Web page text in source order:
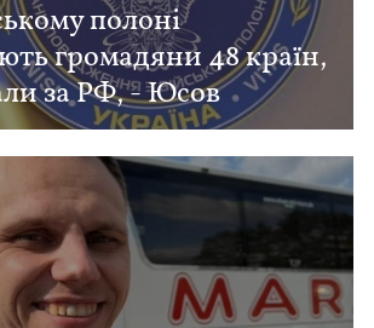
полоні
громадяни 48 країн,
за РФ, - Юсов